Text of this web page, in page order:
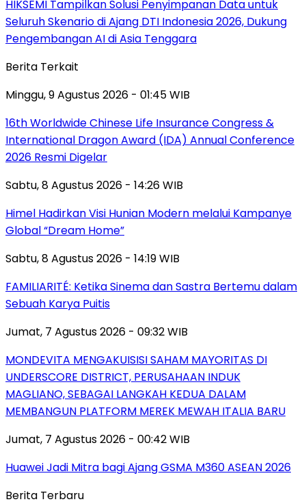
HIKSEMI Tampilkan Solusi Penyimpanan Data untuk
Seluruh Skenario di Ajang DTI Indonesia 2026, Dukung
Pengembangan AI di Asia Tenggara
Berita Terkait
Minggu, 9 Agustus 2026 - 01:45 WIB
16th Worldwide Chinese Life Insurance Congress &
International Dragon Award (IDA) Annual Conference
2026 Resmi Digelar
Sabtu, 8 Agustus 2026 - 14:26 WIB
Himel Hadirkan Visi Hunian Modern melalui Kampanye
Global “Dream Home”
Sabtu, 8 Agustus 2026 - 14:19 WIB
FAMILIARITÉ: Ketika Sinema dan Sastra Bertemu dalam
Sebuah Karya Puitis
Jumat, 7 Agustus 2026 - 09:32 WIB
MONDEVITA MENGAKUISISI SAHAM MAYORITAS DI
UNDERSCORE DISTRICT, PERUSAHAAN INDUK
MAGLIANO, SEBAGAI LANGKAH KEDUA DALAM
MEMBANGUN PLATFORM MEREK MEWAH ITALIA BARU
Jumat, 7 Agustus 2026 - 00:42 WIB
Huawei Jadi Mitra bagi Ajang GSMA M360 ASEAN 2026
Berita Terbaru